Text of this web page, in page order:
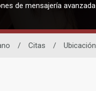
de mensajería avanzada
/ Citas / Ubicación